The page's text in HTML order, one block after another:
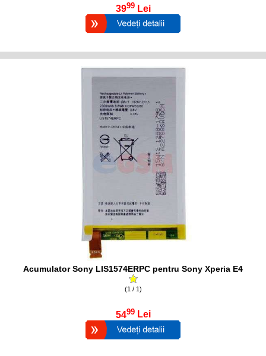
3999 Lei
Acumulator Sony LIS1574ERPC pentru Sony Xperia E4
(1 / 1)
5499 Lei